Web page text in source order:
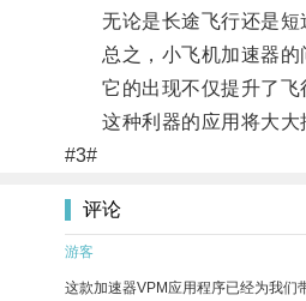
无论是长途飞行还是短途
总之，小飞机加速器的
它的出现不仅提升了飞
这种利器的应用将大大
#3#
评论
游客
这款加速器VPM应用程序已经为我们